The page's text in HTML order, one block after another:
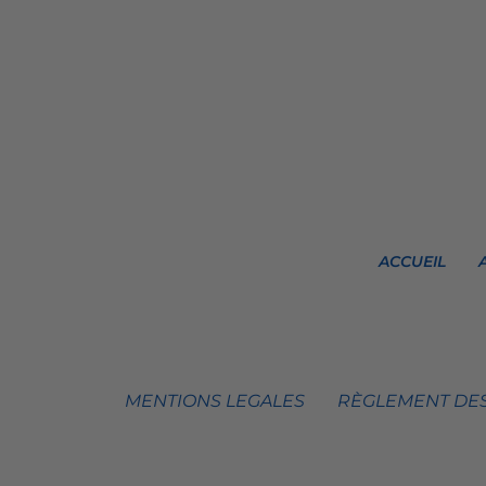
ACCUEIL
MENTIONS LEGALES RÈGLEMENT